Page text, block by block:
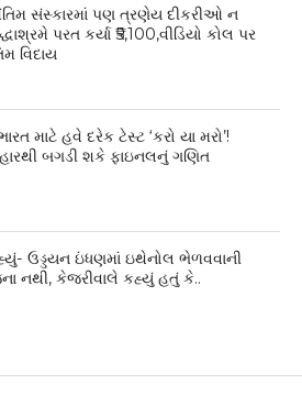
સંસ્કારમાં પણ ત્રણેય દીકરીઓ ન
પરત કર્યા ₹5,100,વીડિયો કોલ પર
વિદાય
માટે હવે દરેક ટેસ્ટ ‘કરો યા મરો’!
બગડી શકે ફાઇનલનું ગણિત
ઉડ્ડયન ઇંધણમાં ઇથેનોલ ભેળવવાની
નથી, કેજરીવાલે કહ્યું હતું કે..